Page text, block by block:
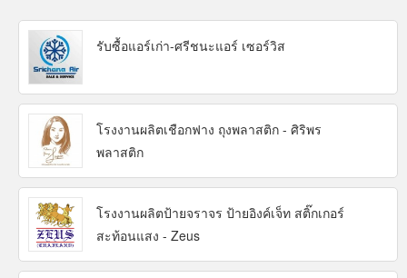
รับซื้อแอร์เก่า-ศรีชนะแอร์ เซอร์วิส
โรงงานผลิตเชือกฟาง ถุงพลาสติก - ศิริพร
พลาสติก
โรงงานผลิตป้ายจราจร ป้ายอิงค์เจ็ท สติ๊กเกอร์
สะท้อนแสง - Zeus